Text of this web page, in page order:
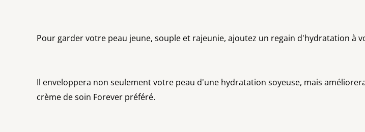
Pour garder votre peau jeune, souple et rajeunie, ajoutez un regain d'hydratation à
Il enveloppera non seulement votre peau d'une hydratation soyeuse, mais
crème de soin Forever préféré.